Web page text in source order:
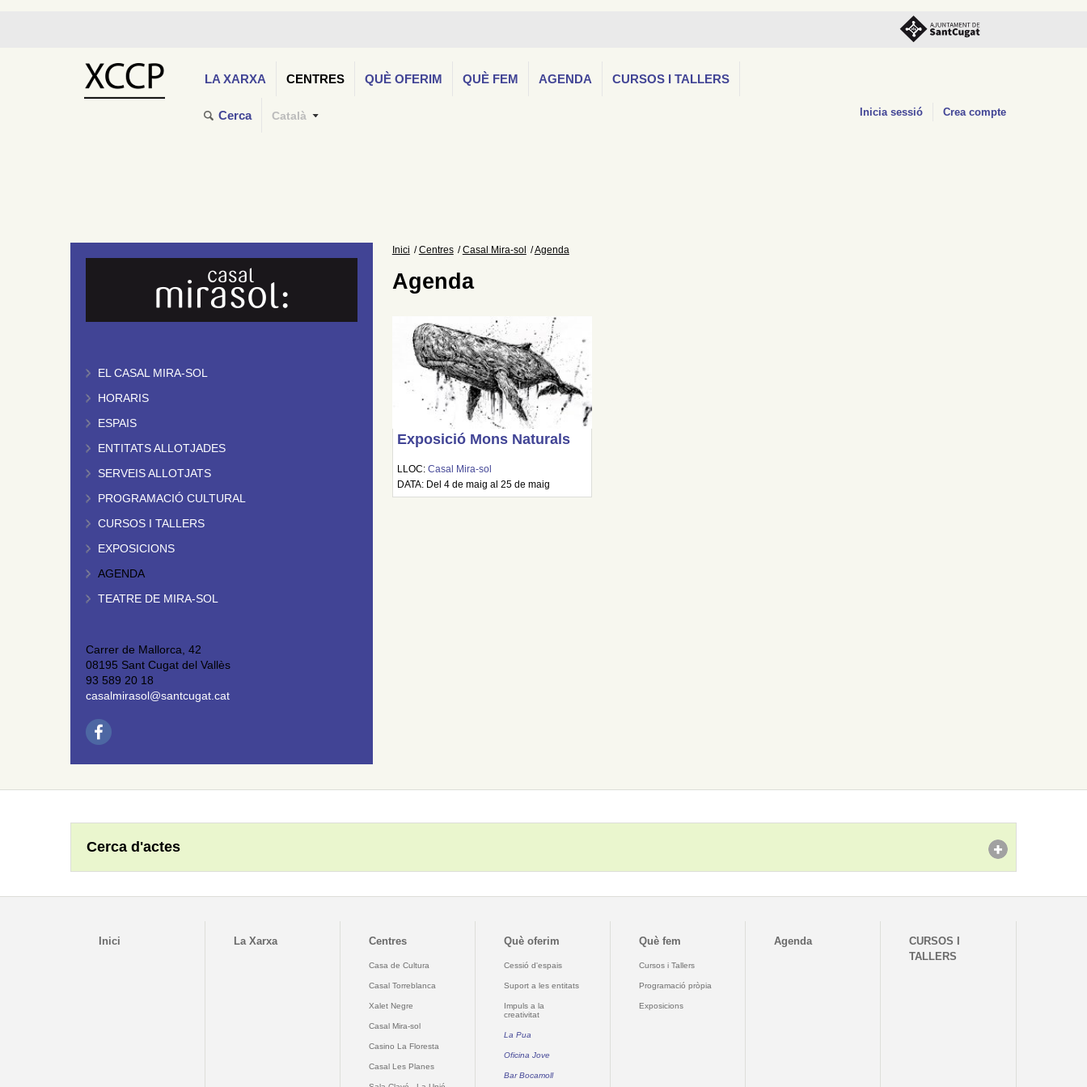
LA XARXA CENTRES QUÈ OFERIM QUÈ FEM AGENDA CURSOS I TALLERS
Cerca Català Inicia sessió Crea compte
EL CASAL MIRA-SOL
HORARIS
ESPAIS
ENTITATS ALLOTJADES
SERVEIS ALLOTJATS
PROGRAMACIÓ CULTURAL
CURSOS I TALLERS
EXPOSICIONS
AGENDA
TEATRE DE MIRA-SOL
Carrer de Mallorca, 42
08195 Sant Cugat del Vallès
93 589 20 18
casalmirasol@santcugat.cat
Inici Centres Casal Mira-sol Agenda
Agenda
Exposició Mons Naturals
LLOC: Casal Mira-sol
DATA: Del 4 de maig al 25 de maig
Cerca d'actes
Inici La Xarxa Centres
Casa de Cultura
Casal Torreblanca
Xalet Negre
Casal Mira-sol
Casino La Floresta
Casal Les Planes
Què oferim
Cessió d'espais
Suport a les entitats
Impuls a la
creativitat
La Pua
Oficina Jove
Bar Bocamoll
Què fem
Cursos i Tallers
Programació pròpia
Exposicions
Agenda
CURSOS I
TALLERS